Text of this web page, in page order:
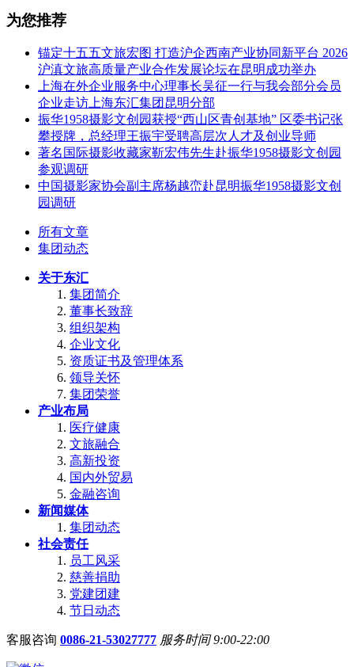
为您推荐
锚定十五五文旅宏图 打造沪企西南产业协同新平台 2026
沪滇文旅高质量产业合作发展论坛在昆明成功举办
上海在外企业服务中心理事长吴征一行与我会部分会员
企业走访上海东汇集团昆明分部
振华1958摄影文创园获授“西山区青创基地” 区委书记张
攀授牌，总经理王振宇受聘高层次人才及创业导师
著名国际摄影收藏家靳宏伟先生赴振华1958摄影文创园
参观调研
中国摄影家协会副主席杨越峦赴昆明振华1958摄影文创
园调研
所有文章
集团动态
关于东汇
集团简介
董事长致辞
组织架构
企业文化
资质证书及管理体系
领导关怀
集团荣誉
产业布局
医疗健康
文旅融合
高新投资
国内外贸易
金融咨询
新闻媒体
集团动态
社会责任
员工风采
慈善捐助
党建团建
节日动态
客服咨询 0086-21-53027777 服务时间 9:00-22:00